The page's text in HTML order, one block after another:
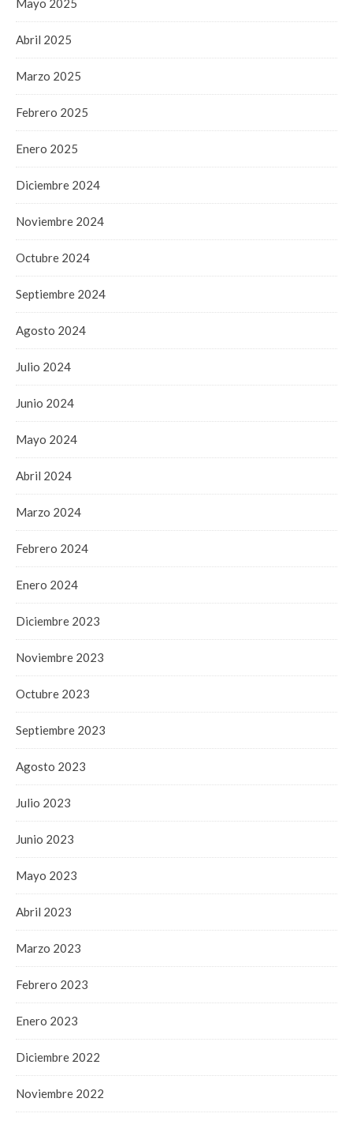
Mayo 2025
Abril 2025
Marzo 2025
Febrero 2025
Enero 2025
Diciembre 2024
Noviembre 2024
Octubre 2024
Septiembre 2024
Agosto 2024
Julio 2024
Junio 2024
Mayo 2024
Abril 2024
Marzo 2024
Febrero 2024
Enero 2024
Diciembre 2023
Noviembre 2023
Octubre 2023
Septiembre 2023
Agosto 2023
Julio 2023
Junio 2023
Mayo 2023
Abril 2023
Marzo 2023
Febrero 2023
Enero 2023
Diciembre 2022
Noviembre 2022